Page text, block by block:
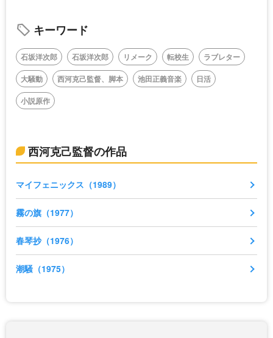
キーワード
石坂洋次郎 石坂洋次郎 リメーク 転校生
ラブレター
大騒動
西河克己監督、脚本 池田正義音楽
日活
小説原作
西河克己監督の作品
マイフェニックス（1989）
霧の旗（1977）
春琴抄（1976）
潮騒（1975）